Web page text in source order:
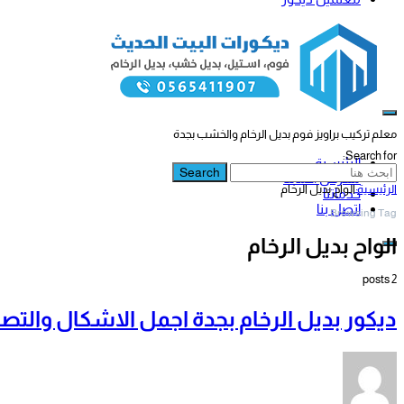
معلم تركيب براويز فوم بديل الرخام والخشب بجدة
الرئيسية
معرض أعمالنا
خدماتنا
اتصل بنا
Search for:
Search
الرئيسيةالواح بديل الرخام
Browsing Tag
الواح بديل الرخام
2 posts
ديكور بديل الرخام بجدة اجمل الاشكال